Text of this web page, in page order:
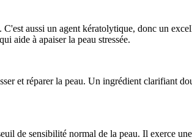
C'est aussi un agent kératolytique, donc un
aide à apaiser la peau stressée.
et réparer la peau. Un ingrédient clarifiant
de sensibilité normal de la peau. Il exerce